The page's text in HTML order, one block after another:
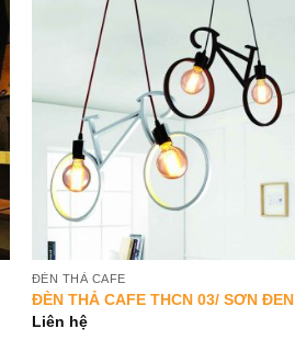
Add to
Wishlist
ĐÈN THẢ CAFE
ĐÈN THẢ CAFE THCN 03/ SƠN ĐEN
Liên hệ